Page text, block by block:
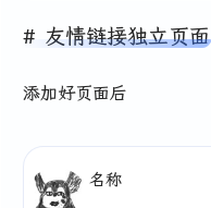
友情链接独立页面
添加好页面后
名称